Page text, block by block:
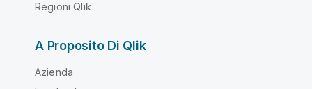
Regioni Qlik
A Proposito Di Qlik
Azienda